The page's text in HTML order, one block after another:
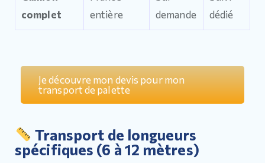
complet
entière
demande
dédié
Je découvre mon devis pour mon
transport de palette
Transport de longueurs
spécifiques (6 à 12 mètres)